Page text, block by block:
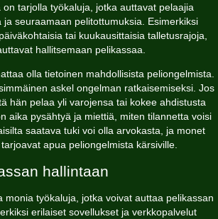
on tarjolla työkaluja, jotka auttavat pelaajia
ja seuraamaan pelitottumuksia. Esimerkiksi
tai kuukausittaisia talletusrajoja,
hallitsemaan pelikassaa.
olla tietoinen mahdollisista peliongelmista.
askel ongelman ratkaisemiseksi. Jos
hän pelaa yli varojensa tai kokee ahdistusta
aika pysähtyä ja miettiä, miten tilannetta voisi
saatava tuki voi olla arvokasta, ja monet
apua peliongelmista kärsiville.
hallintaan
monia työkaluja, jotka voivat auttaa pelikassan
erilaiset sovellukset ja verkkopalvelut